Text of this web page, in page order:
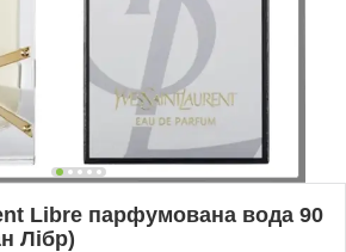
Libre парфумована вода 90
Лібр)